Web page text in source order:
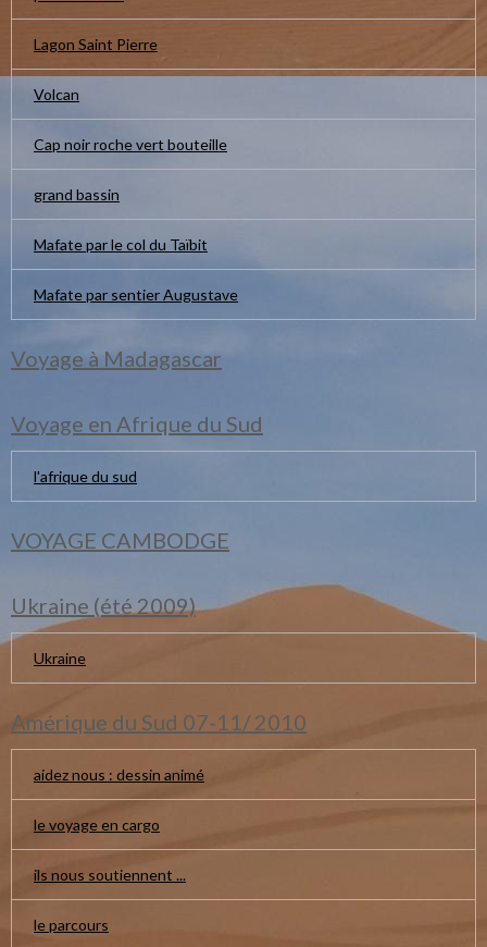
Lagon Saint Pierre
Volcan
Cap noir roche vert bouteille
grand bassin
Mafate par le col du Taïbit
Mafate par sentier Augustave
Voyage à Madagascar
Voyage en Afrique du Sud
l'afrique du sud
VOYAGE CAMBODGE
Ukraine (été 2009)
Ukraine
Amérique du Sud 07-11/ 2010
aidez nous : dessin animé
le voyage en cargo
ils nous soutiennent ...
le parcours